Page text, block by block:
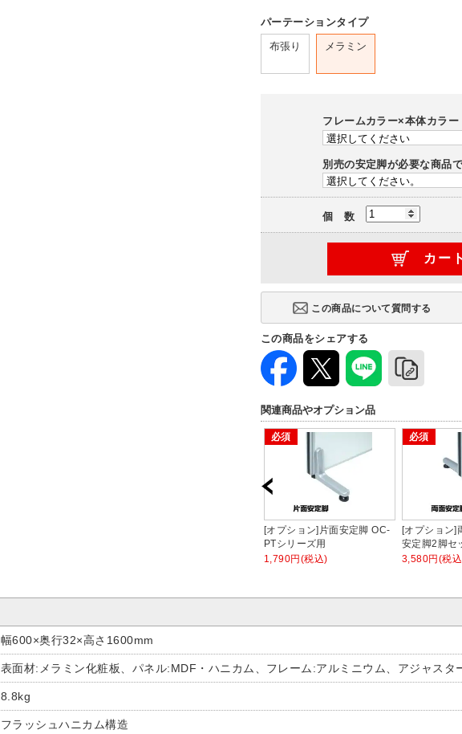
パーテーションタイプ
布張り
メラミン
フレームカラー×本体カラー
別売の安定脚が必要な商品
個 数
この商品をシェアする
関連商品やオプション品
必須
[オプション]片面安定脚 OC-
PTシリーズ用
1,790円(税込)
必須
[オプション]
安定脚2脚セ
リーズ用
3,580円(税
幅600×奥行32×高さ1600mm
表面材:メラミン化粧板、パネル:MDF・ハニカム、フレーム:アルミニウム、アジャスタ
8.8kg
フラッシュハニカム構造